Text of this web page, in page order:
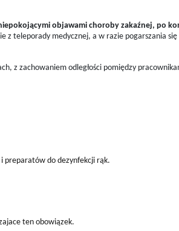
objawami choroby zakaźnej, po
z teleporady medycznej, a w razie pogarszania się
z zachowaniem odległości pomiędzy
preparatów do dezynfekcji rąk.
ten obowiązek.